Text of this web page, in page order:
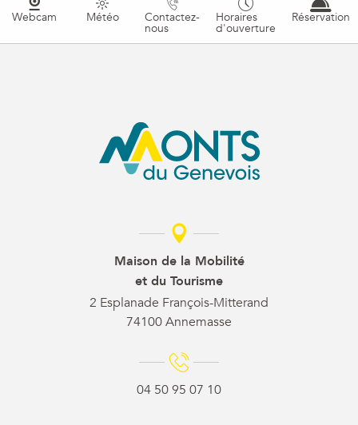
Webcam Météo Contactez-
nous
Horaires
d'ouverture
Réservation
Maison de la Mobilité
et du Tourisme
2 Esplanade François-Mitterand
74100 Annemasse
04 50 95 07 10